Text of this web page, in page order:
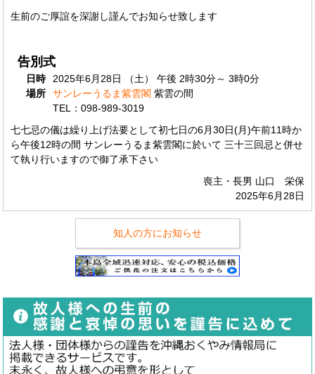
生前のご厚誼を深謝し謹んでお知らせ致します
告別式
日時
2025年6月28日 （土） 午後 2時30分～ 3時0分
場所
サンレーうるま紫雲閣 紫雲の間
TEL：098-989-3019
七七忌の儀は繰り上げ法要として初七日の6月30日(月)午前11時か
ら午後12時の間 サンレーうるま紫雲閣に於いて 三十三回忌と併せ
て執り行いますので御了承下さい
喪主・長男 山口 栄保
2025年6月28日
知人の方にお知らせ